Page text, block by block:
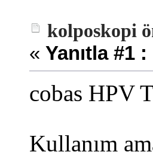
kolposkopi
« Yanıtla #1 :
cobas HPV
Kullanım